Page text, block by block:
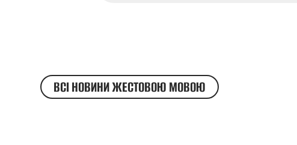
ВСІ НОВИНИ ЖЕСТОВОЮ МОВОЮ